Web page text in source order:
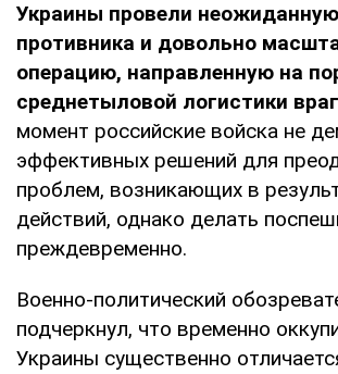
Украины провели
противника и довольно
операцию, направленную на
среднетыловой логистики
момент российские войска не
эффективных решений для
проблем, возникающих в
действий, однако делать
преждевременно.
Военно-политический
подчеркнул, что временно
Украины существенно